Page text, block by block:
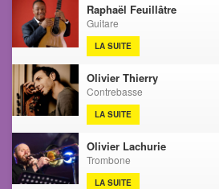
Raphaël Feuillâtre
Guitare
LA SUITE
Olivier Thierry
Contrebasse
LA SUITE
Olivier Lachurie
Trombone
LA SUITE